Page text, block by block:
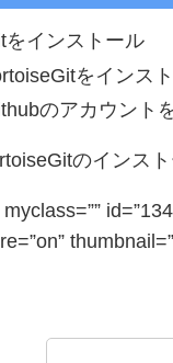
をインストール
をインス
のアカウント
のインス